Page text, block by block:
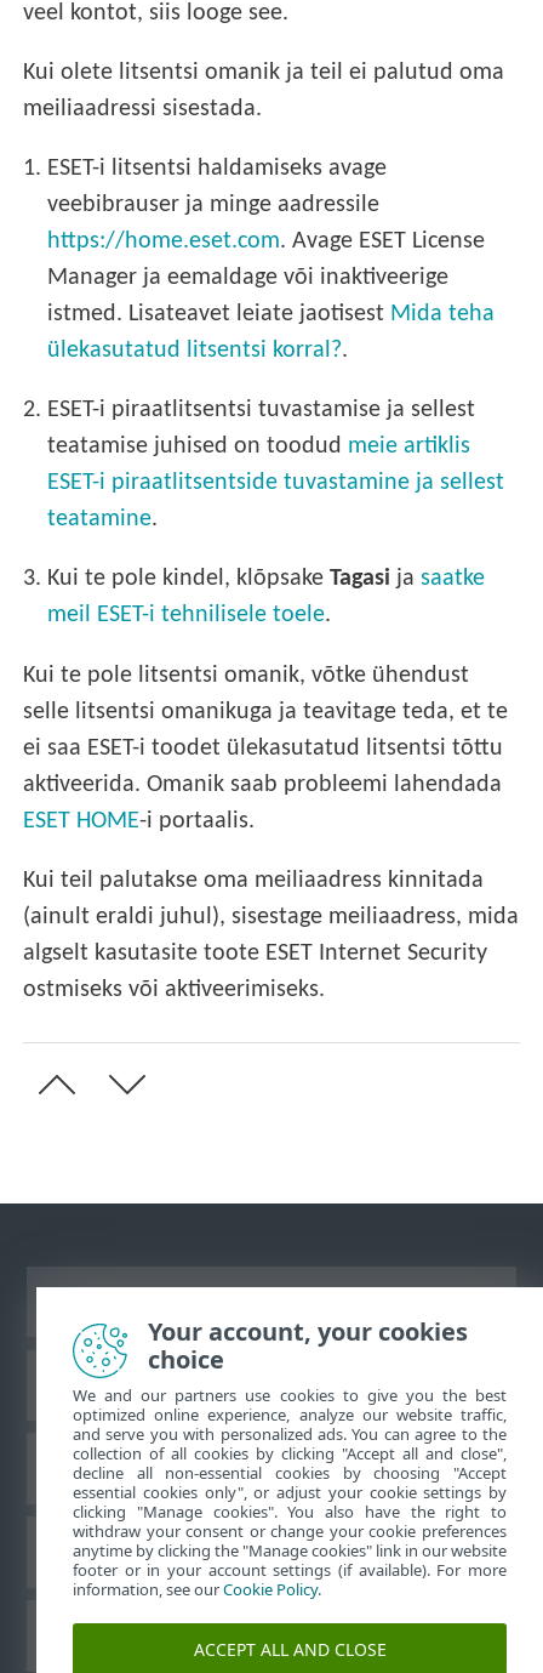
veel kontot, siis looge see.
Kui olete litsentsi omanik ja teil ei palutud oma
meiliaadressi sisestada.
1. ESET-i litsentsi haldamiseks avage
veebibrauser ja minge aadressile
https://home.eset.com. Avage ESET License
Manager ja eemaldage või inaktiveerige
istmed. Lisateavet leiate jaotisest Mida teha
ülekasutatud litsentsi korral?.
2. ESET-i piraatlitsentsi tuvastamise ja sellest
teatamise juhised on toodud meie artiklis
ESET-i piraatlitsentside tuvastamine ja sellest
teatamine.
3. Kui te pole kindel, klõpsakeTagasi jasaatke
meil ESET-i tehnilisele toele.
Kui te pole litsentsi omanik, võtke ühendust
selle litsentsi omanikuga ja teavitage teda, et te
ei saa ESET-i toodet ülekasutatud litsentsi tõttu
aktiveerida. Omanik saab probleemi lahendada
ESET HOME-i portaalis.
Kui teil palutakse oma meiliaadress kinnitada
(ainult eraldi juhul), sisestage meiliaadress, mida
algselt kasutasite toote ESET Internet Security
ostmiseks või aktiveerimiseks.
ESET teadmistebaas
ESET-i foorum
Piirkondlik tugi
Your account, your cookies
choice
We and our partners use cookies to give you the best
optimized online experience, analyze our website traffic,
and serve you with personalized ads. You can agree to the
collection of all cookies by clicking "Accept all and close",
decline all non-essential cookies by choosing "Accept
essential cookies only", or adjust your cookie settings by
clicking "Manage cookies". You also have the right to
withdraw your consent or change your cookie preferences
anytime by clicking the "Manage cookies" link in our website
footer or in your account settings (if available). For more
information, see ourCookie Policy.
ACCEPT ALL AND CLOSE